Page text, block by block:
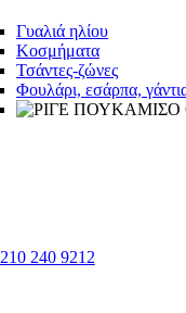
Γυαλιά ηλίου
Κοσμήματα
Τσάντες-ζώνες
Φουλάρι, εσάρπα,
210 240 9212